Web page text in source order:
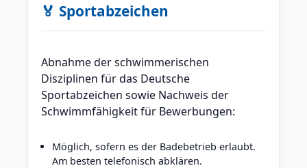
🏅 Sportabzeichen
Abnahme der schwimmerischen
Disziplinen für das Deutsche
Sportabzeichen sowie Nachweis der
Schwimmfähigkeit für Bewerbungen:
Möglich, sofern es der Badebetrieb erlaubt.
Am besten telefonisch abklären.